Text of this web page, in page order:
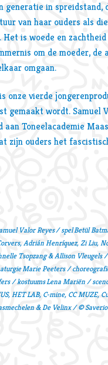
generatie in spreidstand,
van haar ouders als
Het is woede en
om de moeder, de
omgaan.
onze vierde
gemaakt wordt. Samuel
aan Toneelacademie
zijn ouders het
Valor Reyes / spel Betül
Adrián Henríquez, Zi Liu,
Tsopzang & Allison Vleugels
Marie Peeters /
/ kostuums Lena Mariën /
HET LAB, C-mine, CC MUZE,
& De Velinx / ©